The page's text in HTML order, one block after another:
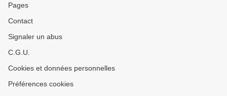
Pages
Contact
Signaler un abus
C.G.U.
Cookies et données personnelles
Préférences cookies